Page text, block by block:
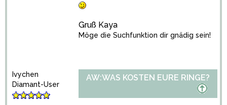
Gruß Kaya
Möge die Suchfunktion dir gnädig sein!
Ivychen
Diamant-User
AW:WAS KOSTEN EURE RINGE?